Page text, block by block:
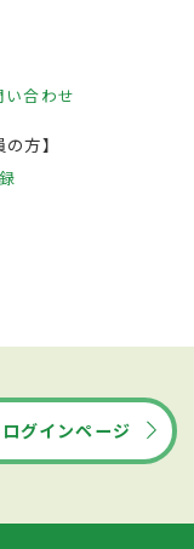
い合わせ
方】
グインページ